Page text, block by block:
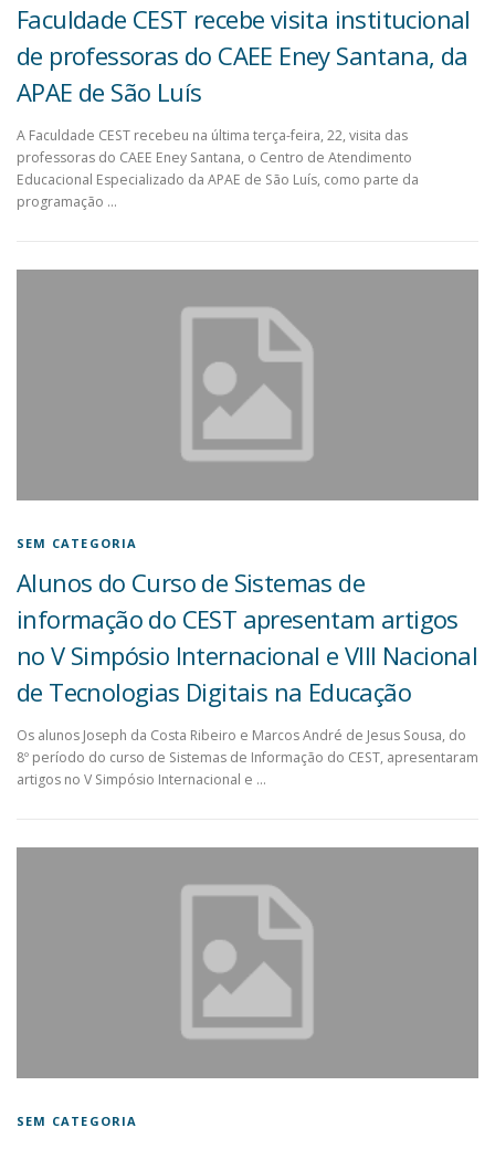
Faculdade CEST recebe visita institucional
de professoras do CAEE Eney Santana, da
APAE de São Luís
A Faculdade CEST recebeu na última terça-feira, 22, visita das
professoras do CAEE Eney Santana, o Centro de Atendimento
Educacional Especializado da APAE de São Luís, como parte da
programação …
SEM CATEGORIA
Alunos do Curso de Sistemas de
informação do CEST apresentam artigos
no V Simpósio Internacional e VIII Nacional
de Tecnologias Digitais na Educação
Os alunos Joseph da Costa Ribeiro e Marcos André de Jesus Sousa, do
8º período do curso de Sistemas de Informação do CEST, apresentaram
artigos no V Simpósio Internacional e …
SEM CATEGORIA